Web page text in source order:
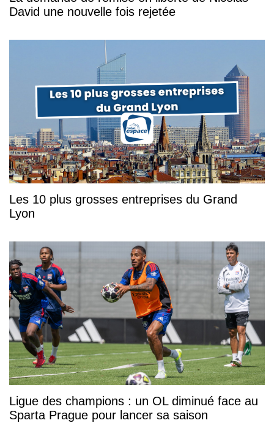
David une nouvelle fois rejetée
Les 10 plus grosses entreprises du Grand
Lyon
Ligue des champions : un OL diminué face au
Sparta Prague pour lancer sa saison